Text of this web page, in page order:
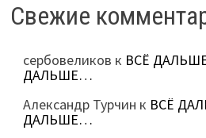
Свежие
сербовеликов к ВСЁ
ДАЛЬШЕ…
Александр Турчин к ВСЁ
ДАЛЬШЕ…